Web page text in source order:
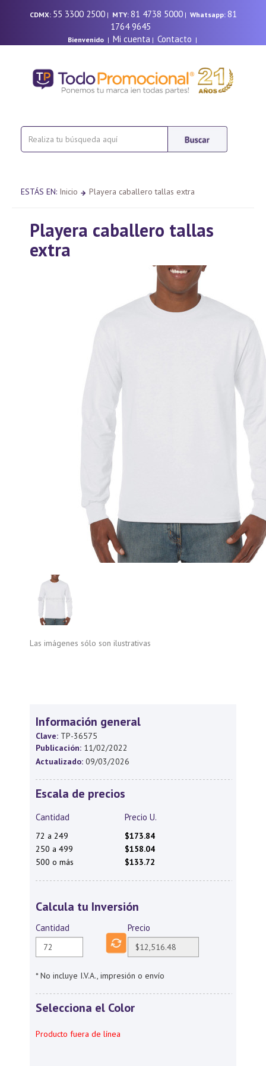
CDMX: 55 3300 2500| MTY: 81 4738 5000| Whatsapp: 81
1764 9645
Bienvenido| Mi cuenta | Contacto |
ESTÁS EN: Inicio Playera caballero tallas extra
Playera caballero tallas
extra
Las imágenes sólo son ilustrativas
Información general
Clave: TP-36575
Publicación: 11/02/2022
Actualizado: 09/03/2026
Escala de precios
Cantidad Precio U.
72 a 249
$173.84
250 a 499
$158.04
500 o más
$133.72
Calcula tu Inversión
Cantidad Precio
* No incluye I.V.A., impresión o envío
Selecciona el Color
Producto fuera de línea